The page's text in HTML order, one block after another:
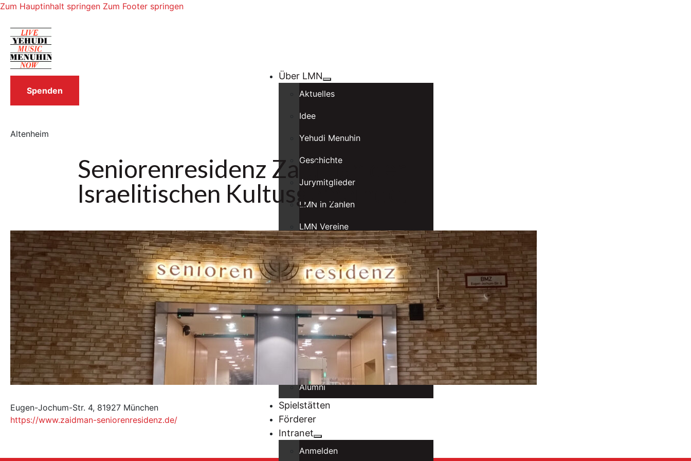
Zum Hauptinhalt springen Zum Footer springen
Über LMN
Aktuelles
Idee
Yehudi Menuhin
Geschichte
Jurymitglieder
LMN in Zahlen
LMN Vereine
Organisation
Konzerte
Konzerte in sozialen Einrichtungen
Benefizkonzerte
Musiker
Ensembles
Stipendiaten
Alumni
Spielstätten
Förderer
Intranet
Anmelden
Spenden
Altenheim
Seniorenresidenz Zaidman der
Israelitischen Kultusgemeinde.
Eugen-Jochum-Str. 4, 81927 München
https://www.zaidman-seniorenresidenz.de/